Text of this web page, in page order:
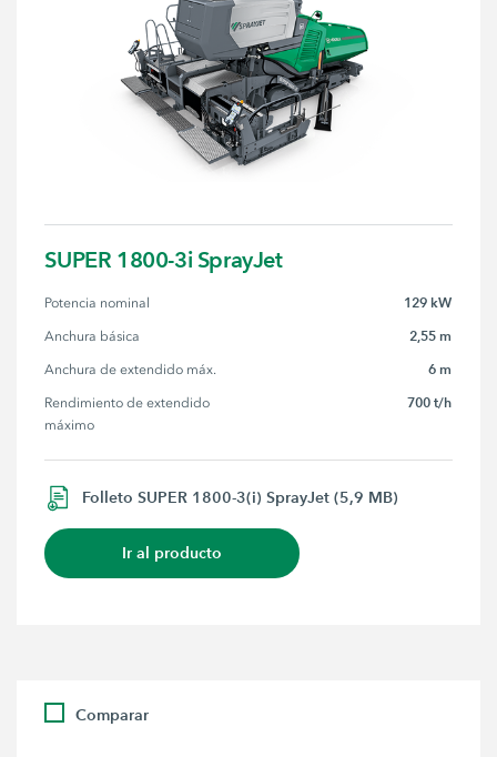
SUPER 1800-3i SprayJet
Potencia nominal 129 kW
Anchura básica 2,55 m
Anchura de extendido máx. 6 m
Rendimiento de extendido
máximo
700 t/h
Folleto SUPER 1800-3(i) SprayJet (5,9 MB)
Ir al producto
Comparar